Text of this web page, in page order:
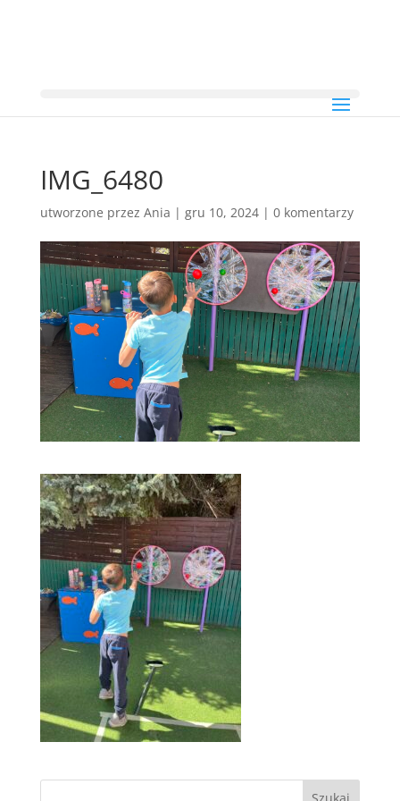
IMG_6480
utworzone przez Ania | gru 10, 2024| 0 komentarzy